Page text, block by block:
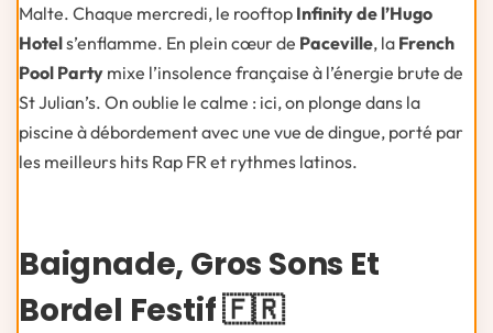
Malte. Chaque mercredi, le rooftop Infinity de l’Hugo
Hotels’enflamme. En plein cœur de Paceville, la French
Pool Party mixe l’insolence française à l’énergie brute de
St Julian’s. On oublie le calme : ici, on plonge dans la
piscine à débordement avec une vue de dingue, porté par
les meilleurs hits Rap FR et rythmes latinos.
Baignade, Gros Sons Et
Bordel Festif 🇫🇷